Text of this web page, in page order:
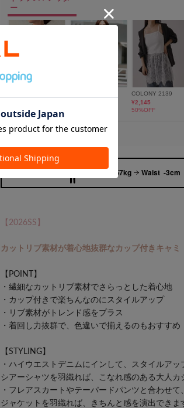
160cm / 57kg Waist -3cm
【2026SS】
カットリブ素材が着心地抜群なカップ付きキャミ
【POINT】
・繊細なカットリブ素材でさらっとした着心地
・カップ付きで楽ちんなのにスタイルアップ
・リブ素材がトレンド感をプラス
・着回し力抜群で、色違いで揃えるのもおすすめ
【STYLING】
・ハイウエストデニムにインして、スタイルアッ
シアーシャツを羽織れば、こなれ感のある大人カ
・フレアスカートやテーパードパンツと合わせ
ジャケットを羽織れば、きちんと感を演出できま